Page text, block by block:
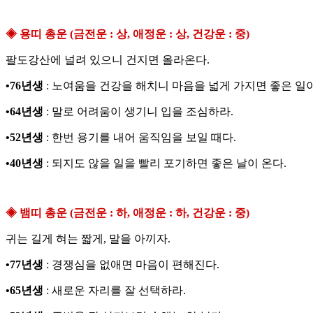
◈ 용띠 총운 (금전운 : 상, 애정운 : 상, 건강운 : 중)
팔도강산에 널려 있으니 건지면 올라온다.
•76년생 : 노여움을 건강을 해치니 마음을 넓게 가지면 좋은 일
•64년생 : 말로 어려움이 생기니 입을 조심하라.
•52년생 : 한번 용기를 내어 움직임을 보일 때다.
•40년생 : 되지도 않을 일을 빨리 포기하면 좋은 날이 온다.
◈ 뱀띠 총운 (금전운 : 하, 애정운 : 하, 건강운 : 중)
귀는 길게 혀는 짧게, 말을 아끼자.
•77년생 : 경쟁심을 없애면 마음이 편해진다.
•65년생 : 새로운 자리를 잘 선택하라.